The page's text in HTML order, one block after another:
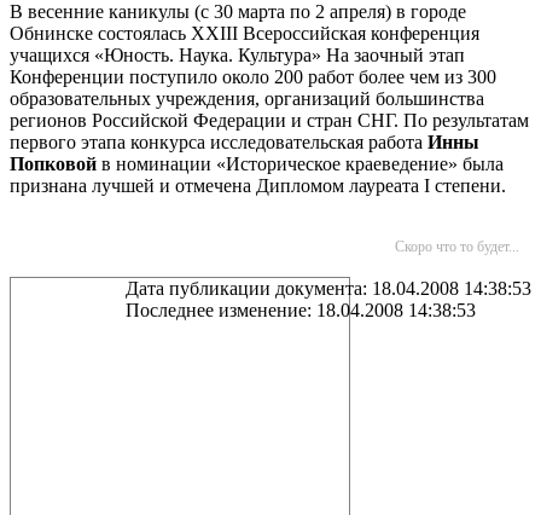
В весенние каникулы (с 30 марта по 2 апреля) в городе
Обнинске состоялась ХХIII Всероссийская конференция
учащихся «Юность. Наука. Культура» На заочный этап
Конференции поступило около 200 работ более чем из 300
образовательных учреждения, организаций большинства
регионов Российской Федерации и стран СНГ. По результатам
первого этапа конкурса исследовательская работа Инны
Попковой в номинации «Историческое краеведение» была
признана лучшей и отмечена Дипломом лауреата I cтепени.
Скоро что то будет...
Дата публикации документа: 18.04.2008 14:38:53
Последнее изменение: 18.04.2008 14:38:53